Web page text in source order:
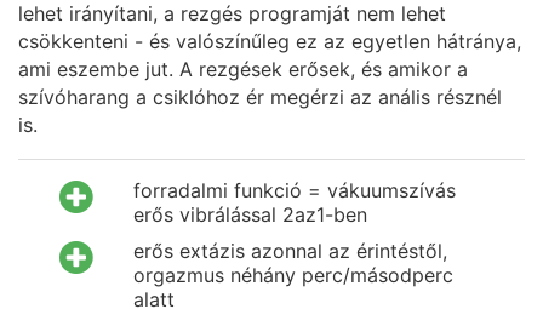
lehet irányítani, a rezgés programját nem lehet
csökkenteni - és valószínűleg ez az egyetlen hátránya,
ami eszembe jut. A rezgések erősek, és amikor a
szívóharang a csiklóhoz ér megérzi az anális résznél
is.
forradalmi funkció = vákuumszívás
erős vibrálással 2az1-ben
erős extázis azonnal az érintéstől,
orgazmus néhány perc/másodperc
alatt